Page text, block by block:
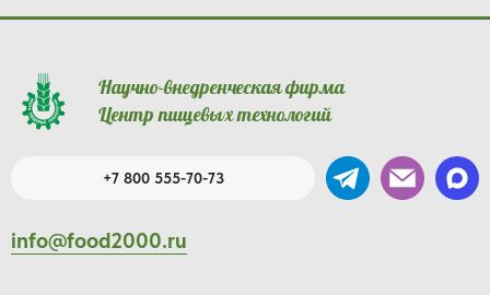
Научно-внедренческая фирма
Центр пищевых технологий
+7 800 555-70-73
info@food2000.ru